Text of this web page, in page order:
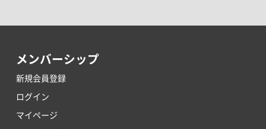
メンバーシップ
新規会員登録
ログイン
マイページ